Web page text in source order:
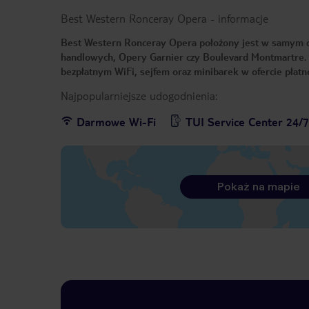
Best Western Ronceray Opera - informacje
Best Western Ronceray Opera położony jest w samym
handlowych, Opery Garnier czy Boulevard
bezpłatnym WiFi, sejfem oraz minibarek w ofercie
Najpopularniejsze udogodnienia:
Darmowe Wi-Fi
TUI Service Center 24/
Pokaż na mapie